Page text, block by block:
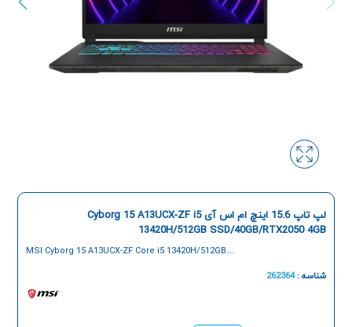
لپ تاپ 15.6 اینچ ام اس آی Cyborg 15 A13UCX-ZF i5
13420H/512GB SSD/40GB/RTX2050 4GB
MSI Cyborg 15 A13UCX-ZF Core i5 13420H/512GB
شناسه :262364